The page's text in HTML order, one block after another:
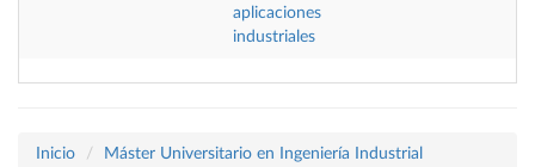
aplicaciones
industriales
Inicio
Máster Universitario en Ingeniería Industrial